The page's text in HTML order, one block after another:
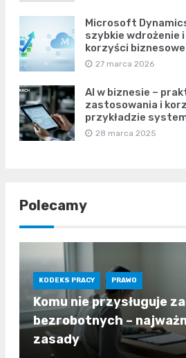
Microsoft
szybkie wdrożenie
korzyści biznesowe
27 marca 2026
AI w biznesie –
zastosowania i
przykładzie
28 marca 2025
Polecamy
KODEKS PRACY PRAWO
Komu nie przysługuje
bezrobotnych –
zasady